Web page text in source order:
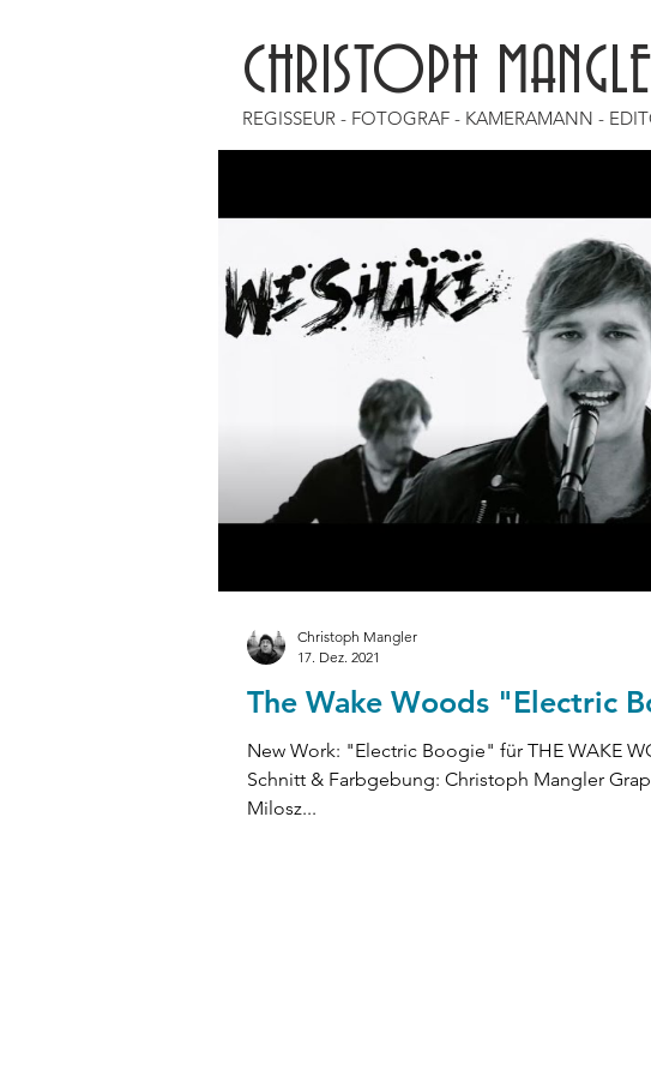
CHRISTOPH
REGISSEUR - FOTOGRAF - KAMERAMANN -
The Wake Woods "Electric
New Work: "Electric Boogie" für THE WAKE
Schnitt & Farbgebung: Christoph Mangler
Milosz...
Christoph Mangler
17. Dez. 2021